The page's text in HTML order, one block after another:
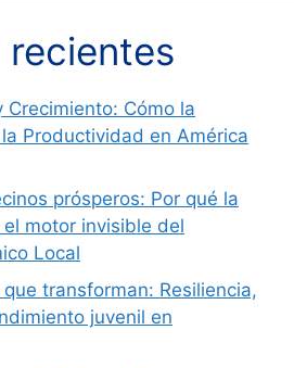
recientes
Crecimiento: Cómo la
Productividad en América
prósperos: Por qué la
motor invisible del
Local
transforman: Resiliencia,
juvenil en